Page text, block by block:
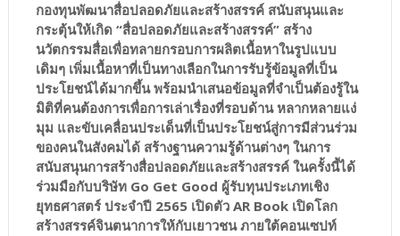
กองทุนพัฒนาสื่อปลอดภัยและสร้างสรรค์ สนับสนุนและ
กระตุ้นให้เกิด “สื่อปลอดภัยและสร้างสรรค์” สร้าง
นวัตกรรมสื่อเพื่อทลายกรอบการผลิตเนื้อหาในรูปแบบ
เดิมๆ เพิ่มเนื้อหาที่เป็นทางเลือกในการรับรู้ข้อมูลที่เป็น
ประโยชน์ได้มากขึ้น พร้อมนำเสนอข้อมูลที่จำเป็นต้องรู้ใน
มิติที่คนต้องการเพื่อการเล่าเรื่องที่รอบด้าน หลากหลายแง่
มุม และขับเคลื่อนประเด็นที่เป็นประโยชน์สู่การมีส่วนร่วม
ของคนในสังคมได้ สร้างฐานความรู้ด้านต่างๆ ในการ
สนับสนุนการสร้างสื่อปลอดภัยและสร้างสรรค์ ในครั้งนี้ได้
ร่วมมือกับบริษัท Go Get Good ผู้รับทุนประเภทเชิง
ยุทธศาสตร์ ประจำปี 2565 เปิดตัว AR Book เปิดโลก
สร้างสรรค์จินตนาการให้กับเยาวชน ภายใต้คอนเซปท์